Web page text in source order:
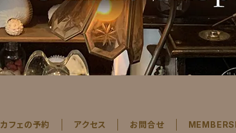
カフェの予約 アクセス お問合せ